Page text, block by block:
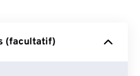
Drive
(facultatif)